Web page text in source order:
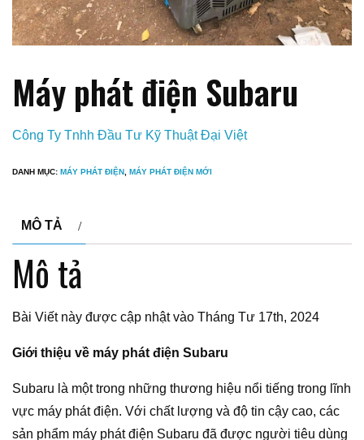
Máy phát điện Subaru
Công Ty Tnhh Đầu Tư Kỹ Thuật Đại Việt
DANH MỤC: MÁY PHÁT ĐIỆN, MÁY PHÁT ĐIỆN MỚI
MÔ TẢ
Mô tả
Bài Viết này được cập nhật vào Tháng Tư 17th, 2024
Giới thiệu về máy phát điện Subaru
Subaru là một trong những thương hiệu nổi tiếng trong lĩnh
vực máy phát điện. Với chất lượng và độ tin cậy cao, các
sản phẩm máy phát điện Subaru đã được người tiêu dùng